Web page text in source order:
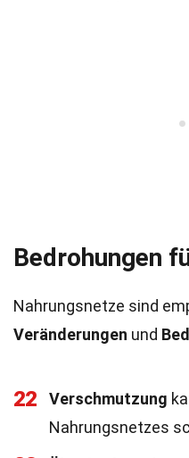
Bedrohungen
Nahrungsnetze sind
Veränderungen und
22 Verschmutzung
Nahrungsnetzes